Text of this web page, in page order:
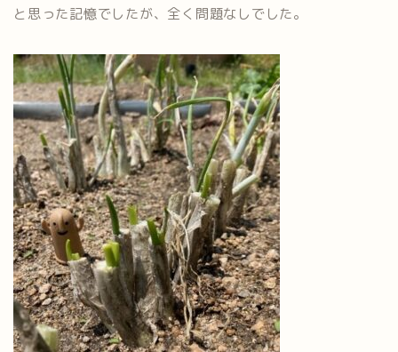
と思った記憶でしたが、全く問題なしでした。